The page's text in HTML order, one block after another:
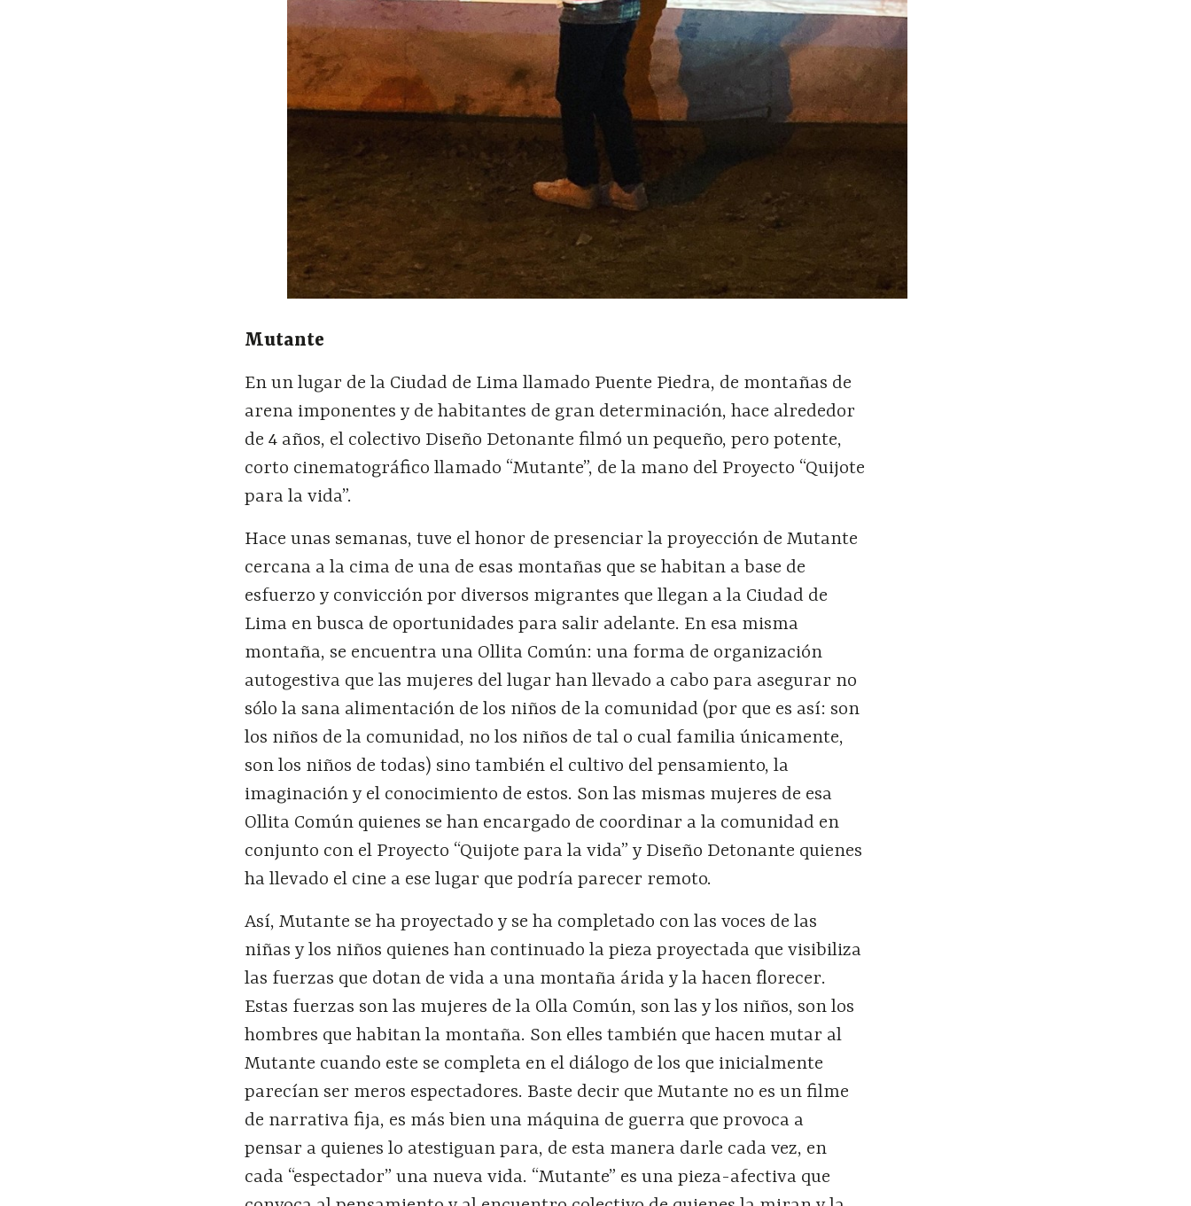
Mutante
En un lugar de la Ciudad de Lima llamado Puente Piedra, de montañas de
arena imponentes y de habitantes de gran determinación, hace alrededor
de 4 años, el colectivo Diseño Detonante filmó un pequeño, pero potente,
corto cinematográfico llamado “Mutante”, de la mano del Proyecto “Quijote
para la vida”.
Hace unas semanas, tuve el honor de presenciar la proyección de Mutante
cercana a la cima de una de esas montañas que se habitan a base de
esfuerzo y convicción por diversos migrantes que llegan a la Ciudad de
Lima en busca de oportunidades para salir adelante. En esa misma
montaña, se encuentra una Ollita Común: una forma de organización
autogestiva que las mujeres del lugar han llevado a cabo para asegurar no
sólo la sana alimentación de los niños de la comunidad (por que es así: son
los niños de la comunidad, no los niños de tal o cual familia únicamente,
son los niños de todas) sino también el cultivo del pensamiento, la
imaginación y el conocimiento de estos. Son las mismas mujeres de esa
Ollita Común quienes se han encargado de coordinar a la comunidad en
conjunto con el Proyecto “Quijote para la vida” y Diseño Detonante quienes
ha llevado el cine a ese lugar que podría parecer remoto.
Así, Mutante se ha proyectado y se ha completado con las voces de las
niñas y los niños quienes han continuado la pieza proyectada que visibiliza
las fuerzas que dotan de vida a una montaña árida y la hacen florecer.
Estas fuerzas son las mujeres de la Olla Común, son las y los niños, son los
hombres que habitan la montaña. Son elles también que hacen mutar al
Mutante cuando este se completa en el diálogo de los que inicialmente
parecían ser meros espectadores. Baste decir que Mutante no es un filme
de narrativa fija, es más bien una máquina de guerra que provoca a
pensar a quienes lo atestiguan para, de esta manera darle cada vez, en
cada “espectador” una nueva vida. “Mutante” es una pieza-afectiva que